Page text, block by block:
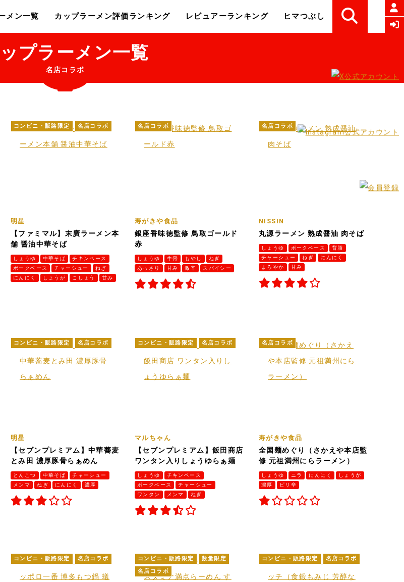
メン一覧 カップラーメン評価ランキング レビュアーランキング ヒマつぶし
プラーメン一覧
名店コラボ
コンビニ・販路限定 名店コラボ
明星
【ファミマル】末廣ラーメン本
舗 醤油中華そば
しょうゆ 中華そば
チキンベース
ポークベース
チャーシュー
ねぎ
にんにく
しょうが こしょう 甘み
名店コラボ
寿がきや食品
銀座香味徳監修 鳥取ゴールド
赤
しょうゆ 牛骨 もやし
ねぎ
あっさり
甘み 激辛 スパイシー
名店コラボ
NISSIN
丸源ラーメン 熟成醤油 肉そば
しょうゆ ポークベース
背脂
チャーシュー
ねぎ
にんにく
まろやか
甘み
コンビニ・販路限定 名店コラボ
明星
【セブンプレミアム】中華蕎麦
とみ田 濃厚豚骨らぁめん
とんこつ 中華そば
チャーシュー
メンマ
ねぎ にんにく 濃厚
コンビニ・販路限定 名店コラボ
マルちゃん
【セブンプレミアム】飯田商店
ワンタン入りしょうゆらぁ麺
しょうゆ
チキンベース
ポークベース
チャーシュー
ワンタン
メンマ ねぎ
名店コラボ
寿がきや食品
全国麺めぐり（さかえや本店監
修 元祖満州にらラーメン）
しょうゆ ニラ にんにく
しょうが
濃厚
ピリ辛
コンビニ・販路限定 名店コラボ コンビニ・販路限定
数量限定
名店コラボ
コンビニ・販路限定 名店コラボ